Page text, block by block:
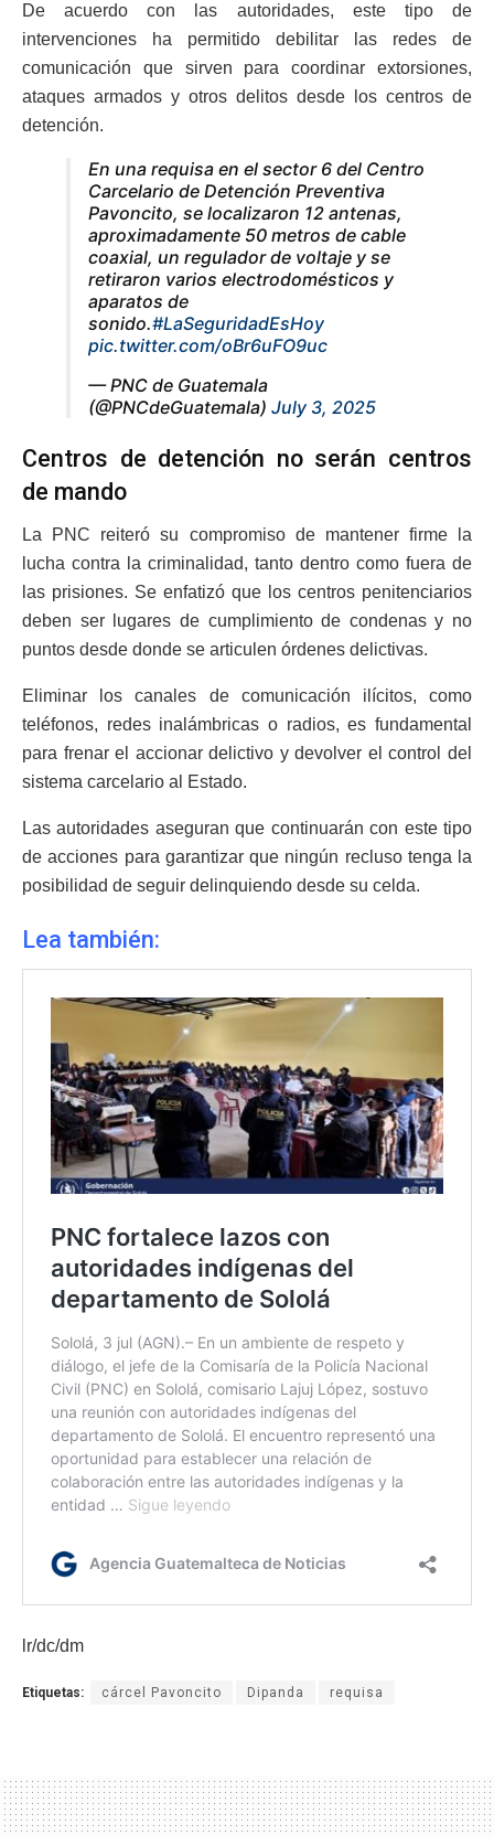
De acuerdo con las autoridades, este tipo de
intervenciones ha permitido debilitar las redes de
comunicación que sirven para coordinar extorsiones,
ataques armados y otros delitos desde los centros de
detención.
En una requisa en el sector 6 del Centro
Carcelario de Detención Preventiva
Pavoncito, se localizaron 12 antenas,
aproximadamente 50 metros de cable
coaxial, un regulador de voltaje y se
retiraron varios electrodomésticos y
aparatos de
sonido.#LaSeguridadEsHoy
pic.twitter.com/oBr6uFO9uc
— PNC de Guatemala
(@PNCdeGuatemala) July 3, 2025
Centros de detención no serán centros
de mando
La PNC reiteró su compromiso de mantener firme la
lucha contra la criminalidad, tanto dentro como fuera de
las prisiones. Se enfatizó que los centros penitenciarios
deben ser lugares de cumplimiento de condenas y no
puntos desde donde se articulen órdenes delictivas.
Eliminar los canales de comunicación ilícitos, como
teléfonos, redes inalámbricas o radios, es fundamental
para frenar el accionar delictivo y devolver el control del
sistema carcelario al Estado.
Las autoridades aseguran que continuarán con este tipo
de acciones para garantizar que ningún recluso tenga la
posibilidad de seguir delinquiendo desde su celda.
Lea también:
lr/dc/dm
Etiquetas: cárcel Pavoncito Dipanda requisa